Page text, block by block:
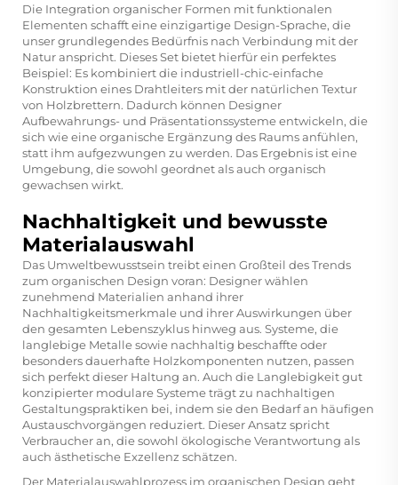
Die Integration organischer Formen mit funktionalen
Elementen schafft eine einzigartige Design-Sprache, die
unser grundlegendes Bedürfnis nach Verbindung mit der
Natur anspricht. Dieses Set bietet hierfür ein perfektes
Beispiel: Es kombiniert die industriell-chic-einfache
Konstruktion eines Drahtleiters mit der natürlichen Textur
von Holzbrettern. Dadurch können Designer
Aufbewahrungs- und Präsentationssysteme entwickeln, die
sich wie eine organische Ergänzung des Raums anfühlen,
statt ihm aufgezwungen zu werden. Das Ergebnis ist eine
Umgebung, die sowohl geordnet als auch organisch
gewachsen wirkt.
Nachhaltigkeit und bewusste
Materialauswahl
Das Umweltbewusstsein treibt einen Großteil des Trends
zum organischen Design voran: Designer wählen
zunehmend Materialien anhand ihrer
Nachhaltigkeitsmerkmale und ihrer Auswirkungen über
den gesamten Lebenszyklus hinweg aus. Systeme, die
langlebige Metalle sowie nachhaltig beschaffte oder
besonders dauerhafte Holzkomponenten nutzen, passen
sich perfekt dieser Haltung an. Auch die Langlebigkeit gut
konzipierter modulare Systeme trägt zu nachhaltigen
Gestaltungspraktiken bei, indem sie den Bedarf an häufigen
Austauschvorgängen reduziert. Dieser Ansatz spricht
Verbraucher an, die sowohl ökologische Verantwortung als
auch ästhetische Exzellenz schätzen.
Der Materialauswahlprozess im organischen Design geht